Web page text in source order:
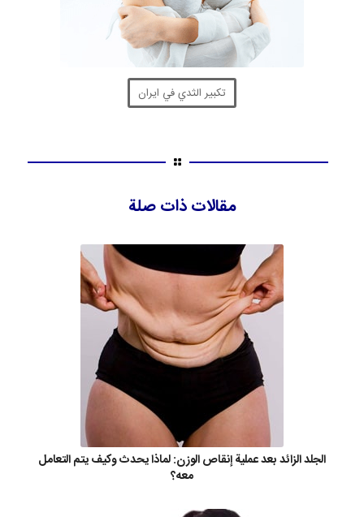
تكبير الثدي في ايران
مقالات ذات صلة
الجلد الزائد بعد عملية إنقاص الوزن: لماذا يحدث وكيف يتم التعامل
معه؟